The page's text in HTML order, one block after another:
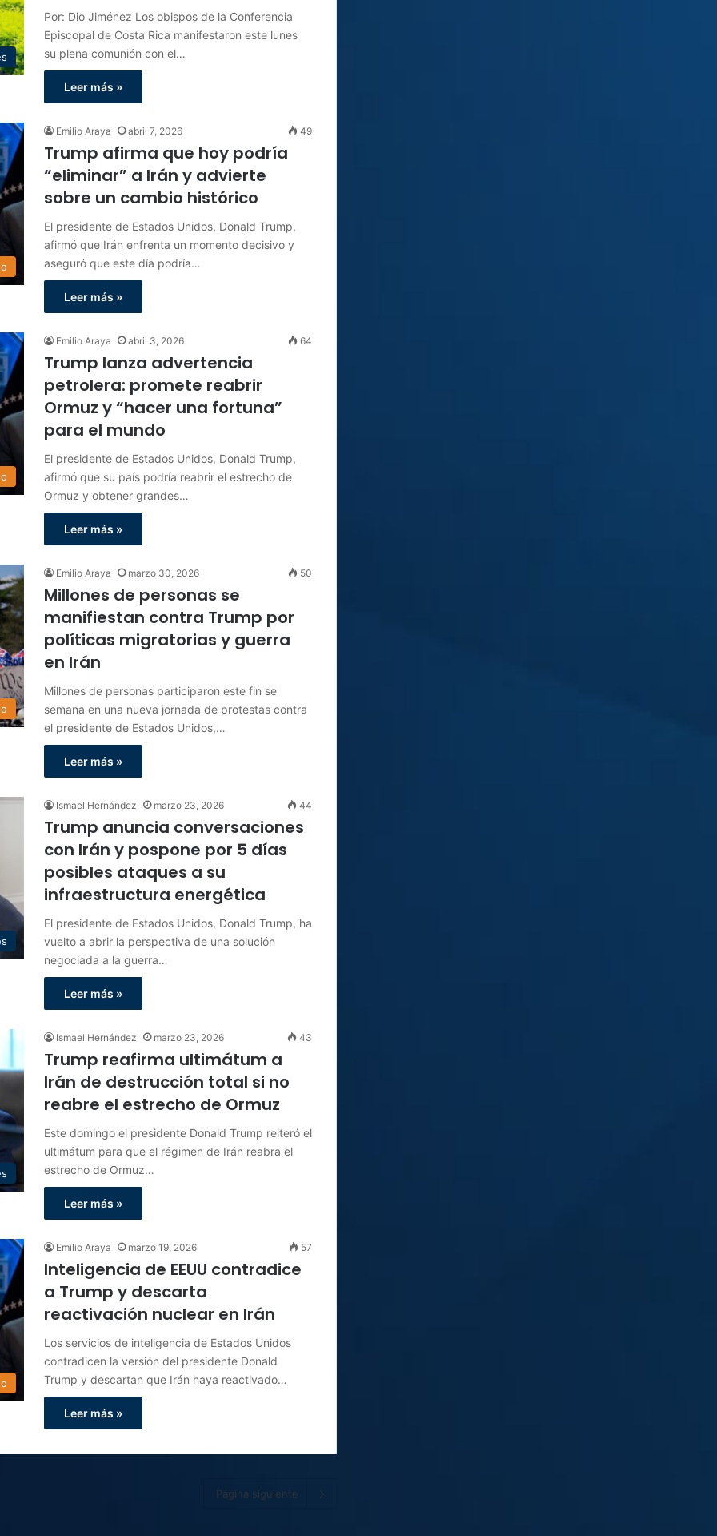
Por: Dio Jiménez Los obispos de la Conferencia
Episcopal de Costa Rica manifestaron este lunes
su plena comunión con el…
Leer más »
Emilio Araya abril 7, 2026 49
Trump afirma que hoy podría
“eliminar” a Irán y advierte
sobre un cambio histórico
El presidente de Estados Unidos, Donald Trump,
afirmó que Irán enfrenta un momento decisivo y
aseguró que este día podría…
Leer más »
Emilio Araya abril 3, 2026 64
Trump lanza advertencia
petrolera: promete reabrir
Ormuz y “hacer una fortuna”
para el mundo
El presidente de Estados Unidos, Donald Trump,
afirmó que su país podría reabrir el estrecho de
Ormuz y obtener grandes…
Leer más »
Emilio Araya marzo 30, 2026 50
Millones de personas se
manifiestan contra Trump por
políticas migratorias y guerra
en Irán
Millones de personas participaron este fin se
semana en una nueva jornada de protestas contra
el presidente de Estados Unidos,…
Leer más »
Ismael Hernández marzo 23, 2026 44
Trump anuncia conversaciones
con Irán y pospone por 5 días
posibles ataques a su
infraestructura energética
El presidente de Estados Unidos, Donald Trump, ha
vuelto a abrir la perspectiva de una solución
negociada a la guerra…
Leer más »
Ismael Hernández marzo 23, 2026 43
Trump reafirma ultimátum a
Irán de destrucción total si no
reabre el estrecho de Ormuz
Este domingo el presidente Donald Trump reiteró el
ultimátum para que el régimen de Irán reabra el
estrecho de Ormuz…
Leer más »
Emilio Araya marzo 19, 2026 57
Inteligencia de EEUU contradice
a Trump y descarta
reactivación nuclear en Irán
Los servicios de inteligencia de Estados Unidos
contradicen la versión del presidente Donald
Trump y descartan que Irán haya reactivado…
Leer más »
Página siguiente